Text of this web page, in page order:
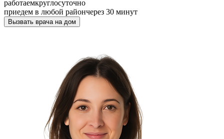
работаемкруглосуточно
приедем в любой райончерез 30 минут
Вызвать врача на дом